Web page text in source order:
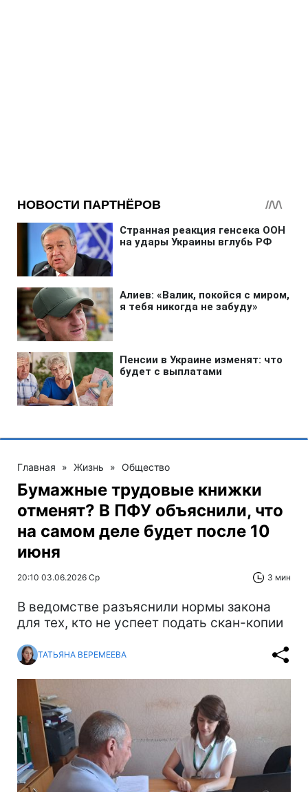
Главная » Жизнь » Общество
Бумажные трудовые книжки
отменят? В ПФУ объяснили, что
на самом деле будет после 10
июня
20:10 03.06.2026 Ср 3 мин
В ведомстве разъяснили нормы закона
для тех, кто не успеет подать скан-копии
ТАТЬЯНА ВЕРЕМЕЕВА